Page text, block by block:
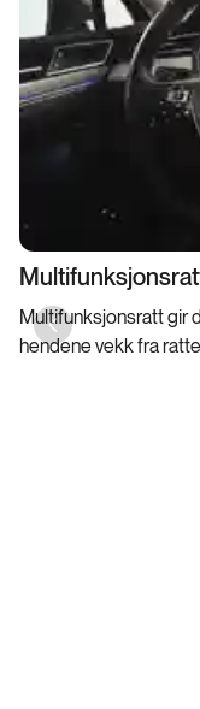
Multifunksjonsratt gir
hendene vekk fra
Previous slide